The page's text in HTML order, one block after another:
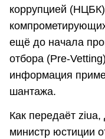
коррупцией
ещё до начала
отбора (Pre-
информация
шантажа.
Как передаёт ziua,
министр юстиции